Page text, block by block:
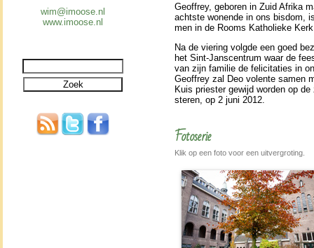
wim@imoose.nl
www.imoose.nl
Geoffrey, geboren in Zuid Afrika
achtste wonende in ons bisdom,
men in de Rooms Katho­lie­ke
Na de vie­ring volgde een goed
het Sint-Jans­cen­trum waar de
van zijn familie de felici­ta­ties in
Geoffrey zal Deo volente samen
Kuis pries­ter gewijd wor­den op
ste­ren, op 2 juni 2012.
Fotoserie
Klik op een foto voor een uitvergroting.